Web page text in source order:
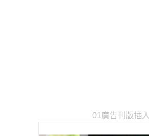
01廣告刊版插入